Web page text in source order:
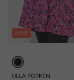
SALE
ULLA POPKEN